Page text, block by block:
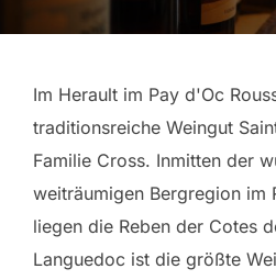
Im Herault im Pay d'Oc
traditionsreiche Weingut
Familie Cross. Inmitten der
weiträumigen Bergregion im
liegen die Reben der Cotes
Languedoc ist die größte